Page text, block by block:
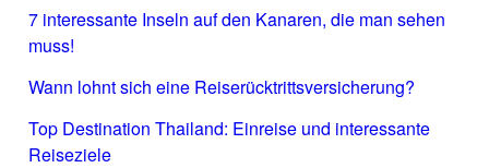
7 interessante Inseln auf den Kanaren, die man sehen
muss!
Wann lohnt sich eine Reiserücktrittsversicherung?
Top Destination Thailand: Einreise und interessante
Reiseziele